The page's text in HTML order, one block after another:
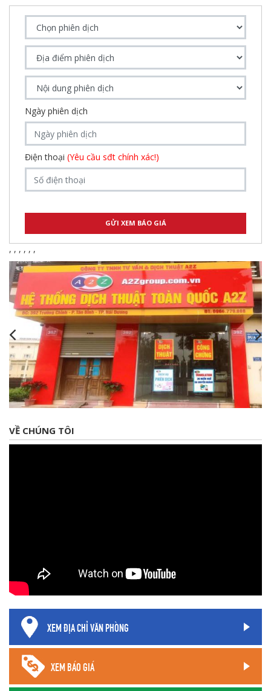
Ngày phiên dịch
Điện thoại (Yêu cầu sđt chính xác!)
, , , , , ,
VỀ CHÚNG TÔI
XEM ĐỊA CHỈ VĂN PHÒNG
XEM BÁO GIÁ